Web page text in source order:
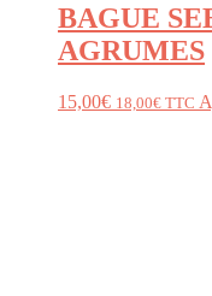
BAGUE
AGRUMES
15,00€ 18,00€ TTC